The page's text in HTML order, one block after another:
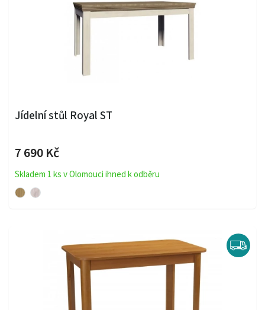
Jídelní stůl Royal ST
7 690 Kč
Skladem 1 ks v Olomouci ihned k odběru